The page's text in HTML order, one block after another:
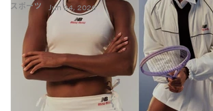
スポーツ Jun 24, 2026